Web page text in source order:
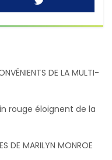
DE LA MULTI-
rouge éloignent de la
DE MARILYN MONROE